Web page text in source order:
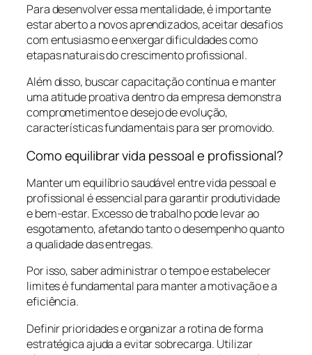
Para desenvolver essa mentalidade, é importante
estar aberto a novos aprendizados, aceitar desafios
com entusiasmo e enxergar dificuldades como
etapas naturais do crescimento profissional.
Além disso, buscar capacitação contínua e manter
uma atitude proativa dentro da empresa demonstra
comprometimento e desejo de evolução,
características fundamentais para ser promovido.
Como equilibrar vida pessoal e profissional?
Manter um equilíbrio saudável entre vida pessoal e
profissional é essencial para garantir produtividade
e bem-estar. Excesso de trabalho pode levar ao
esgotamento, afetando tanto o desempenho quanto
a qualidade das entregas.
Por isso, saber administrar o tempo e estabelecer
limites é fundamental para manter a motivação e a
eficiência.
Definir prioridades e organizar a rotina de forma
estratégica ajuda a evitar sobrecarga. Utilizar